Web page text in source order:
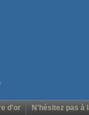
d'or N'hésitez pas à